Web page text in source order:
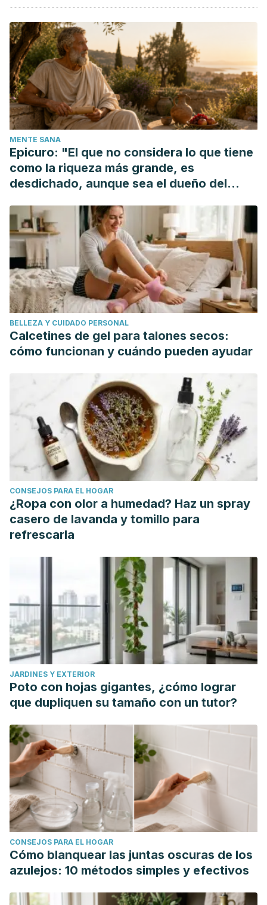
Romi Arellano, Manuel J.Cuando digo no, me siento
culpable. Nuevas ediciones de bolsillo, 2003.
Fensterheim, Herbert y Jean Baer.No diga sí cuando
quiera decir no. Ediciones Grijalbo. 2003.
Castanyer, Olga. La asertividad. Expresión de una sana
autoestima. Bilbao: Descleé de Brouwer, 1996. pp. 348
Shelton, N., & Burton, S. (2004).Asertividad. Haga oír su
voz sin gritar. FC Editorial.
MENTE SANA
Epicuro: "El que no considera lo que tiene
como la riqueza más grande, es
desdichado, aunque sea el dueño del
BELLEZA Y CUIDADO PERSONAL
Calcetines de gel para talones secos:
cómo funcionan y cuándo pueden ayudar
CONSEJOS PARA EL HOGAR
¿Ropa con olor a humedad? Haz un spray
casero de lavanda y tomillo para
refrescarla
JARDINES Y EXTERIOR
Poto con hojas gigantes, ¿cómo lograr
que dupliquen su tamaño con un tutor?
CONSEJOS PARA EL HOGAR
Cómo blanquear las juntas oscuras de los
azulejos: 10 métodos simples y efectivos